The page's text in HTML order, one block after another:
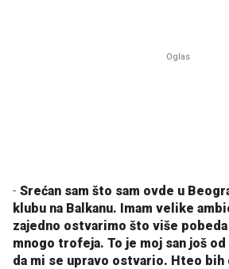
- Srećan sam što sam ovde u
klubu na Balkanu. Imam velike
zajedno ostvarimo što više
mnogo trofeja. To je moj san još
da mi se upravo ostvario. Hteo bih